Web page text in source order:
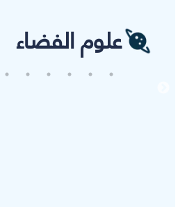
علوم الفضاء